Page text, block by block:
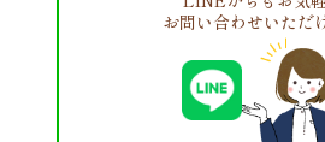
お問い合わせいただ